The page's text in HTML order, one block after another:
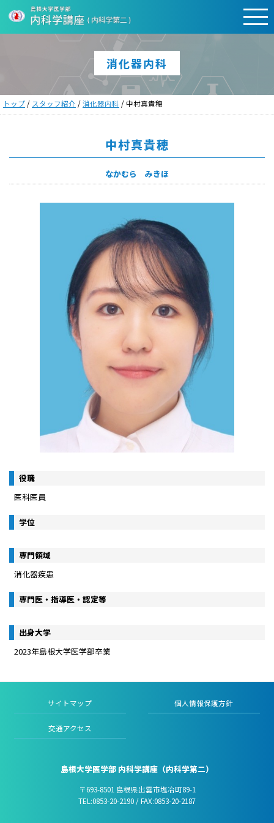
このページの本文へ
消化器内科
現
在
トップ / スタッフ紹介 /消化器内科 / 中村真貴穂
中村真貴穂
なかむら みきほ
役職
医科医員
学位
専門領域
消化器疾患
専門医・指導医・認定等
出身大学
2023年島根大学医学部卒業
サイトマップ 個人情報保護方針
交通アクセス
島根大学医学部 内科学講座（内科学第二）
〒693-8501 島根県出雲市塩冶町89-1
TEL:0853-20-2190 / FAX:0853-20-2187